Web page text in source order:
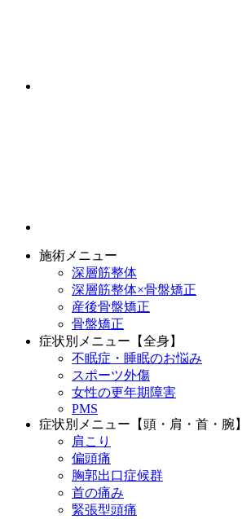
施術メニュー
深層筋整体
深層筋整体×骨盤矯正
産後骨盤矯正
骨盤矯正
症状別メニュー【全身】
不眠症・睡眠のお悩み
スポーツ外傷
女性の更年期障害
PMS
症状別メニュー【頭・肩・首・腕】
肩こり
偏頭痛
胸郭出口症候群
首の痛み
緊張型頭痛